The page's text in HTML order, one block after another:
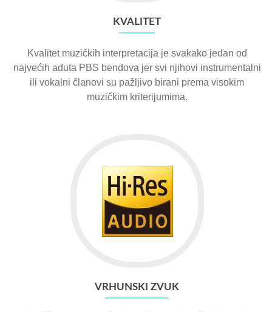
KVALITET
Kvalitet muzičkih interpretacija je svakako jedan od
najvećih aduta PBS bendova jer svi njihovi instrumentalni
ili vokalni članovi su pažljivo birani prema visokim
muzičkim kriterijumima.
VRHUNSKI ZVUK